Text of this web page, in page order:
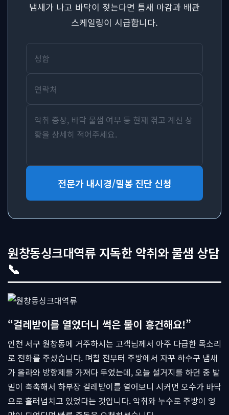
냄새가 나고 바닥이 젖는다면 틈새 마감과 배관
스케일링이 시급합니다.
전문가 내시경/밀봉 진단 신청
원창동싱크대역류 지독한 악취와 물샘 상담
📞
“걸레받이를 열었더니 썩은 물이 흥건해요!”
인천 서구 원창동에 거주하시는 고객님께서 아주 다급한 목소리
로 전화를 주셨습니다. 며칠 전부터 주방에서 자꾸 하수구 냄새
가 올라와 방향제를 가져다 두었는데, 오늘 설거지를 하던 중 발
밑이 축축해서 하부장 걸레받이를 열어보니 시커먼 오수가 바닥
으로 흘러넘치고 있었다는 것입니다. 악취와 누수로 주방이 엉